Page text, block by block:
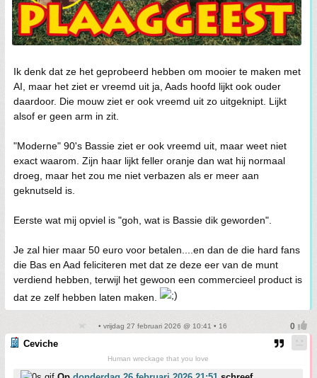
Ik denk dat ze het geprobeerd hebben om mooier te maken met
AI, maar het ziet er vreemd uit ja, Aads hoofd lijkt ook ouder
daardoor. Die mouw ziet er ook vreemd uit zo uitgeknipt. Lijkt
alsof er geen arm in zit.
"Moderne" 90's Bassie ziet er ook vreemd uit, maar weet niet
exact waarom. Zijn haar lijkt feller oranje dan wat hij normaal
droeg, maar het zou me niet verbazen als er meer aan
geknutseld is.
Eerste wat mij opviel is "goh, wat is Bassie dik geworden".
Je zal hier maar 50 euro voor betalen....en dan de die hard fans
die Bas en Aad feliciteren met dat ze deze eer van de munt
verdiend hebben, terwijl het gewoon een commercieel product is
dat ze zelf hebben laten maken.
• vrijdag 27 februari 2026 @ 10:41 • 16
Ceviche
Human wreckage that you love